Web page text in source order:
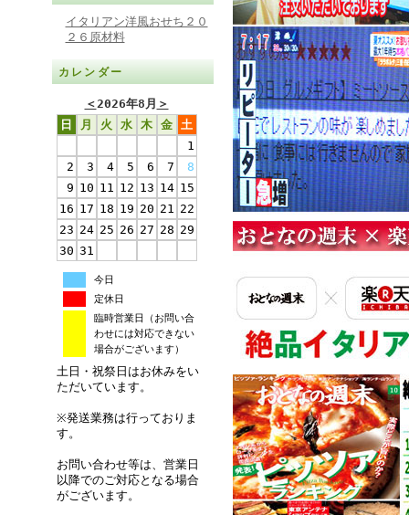
イタリアン洋風おせち２０
２６原材料
カレンダー
＜2026年8月 ＞
日
月 火 水 木 金 土
1
2
3 4 5 6 7
8
9 10 11 12 13 14 15
16 17 18 19 20 21 22
23 24 25 26 27 28 29
30 31
今日
定休日
臨時営業日（お問い合
わせには対応できない
場合がございます）
土日・祝祭日はお休みをい
ただいています。
※発送業務は行っておりま
す。
お問い合わせ等は、営業日
以降でのご対応となる場合
がございます。